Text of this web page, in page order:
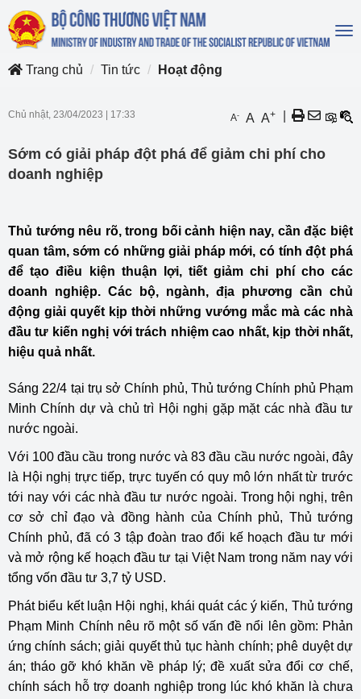
Trang chủ
Tin tức Hoạt động
Chủ nhật, 23/04/2023 17:33 A- A A+
Sớm có giải pháp đột phá để giảm chi phí cho
doanh nghiệp
Thủ tướng nêu rõ, trong bối cảnh hiện nay, cần đặc biệt
quan tâm, sớm có những giải pháp mới, có tính đột phá
để tạo điều kiện thuận lợi, tiết giảm chi phí cho các
doanh nghiệp. Các bộ, ngành, địa phương cần chủ
động giải quyết kịp thời những vướng mắc mà các nhà
đầu tư kiến nghị với trách nhiệm cao nhất, kịp thời nhất,
hiệu quả nhất.
Sáng 22/4 tại trụ sở Chính phủ, Thủ tướng Chính phủ Phạm
Minh Chính dự và chủ trì Hội nghị gặp mặt các nhà đầu tư
nước ngoài.
Với 100 đầu cầu trong nước và 83 đầu cầu nước ngoài, đây
là Hội nghị trực tiếp, trực tuyến có quy mô lớn nhất từ trước
tới nay với các nhà đầu tư nước ngoài. Trong hội nghị, trên
cơ sở chỉ đạo và đồng hành của Chính phủ, Thủ tướng
Chính phủ, đã có 3 tập đoàn trao đổi kế hoạch đầu tư mới
và mở rộng kế hoạch đầu tư tại Việt Nam trong năm nay với
tổng vốn đầu tư 3,7 tỷ USD.
Phát biểu kết luận Hội nghị, khái quát các ý kiến, Thủ tướng
Phạm Minh Chính nêu rõ một số vấn đề nổi lên gồm: Phản
ứng chính sách; giải quyết thủ tục hành chính; phê duyệt dự
án; tháo gỡ khó khăn về pháp lý; đề xuất sửa đổi cơ chế,
chính sách hỗ trợ doanh nghiệp trong lúc khó khăn là chưa